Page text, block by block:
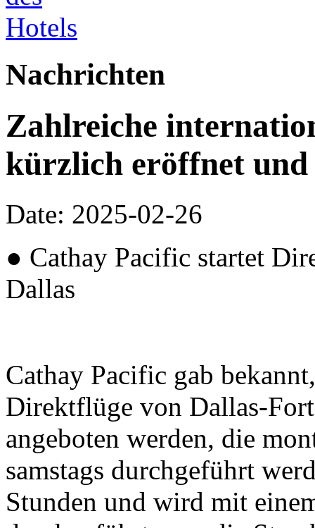
Nachrichten
Zahlreiche
kürzlich eröffnet und
Date: 2025-02-26
● Cathay Pacific startet
Dallas
Cathay Pacific gab
Direktflüge von Dallas-
angeboten werden, die
samstags durchgeführt
Stunden und wird mit